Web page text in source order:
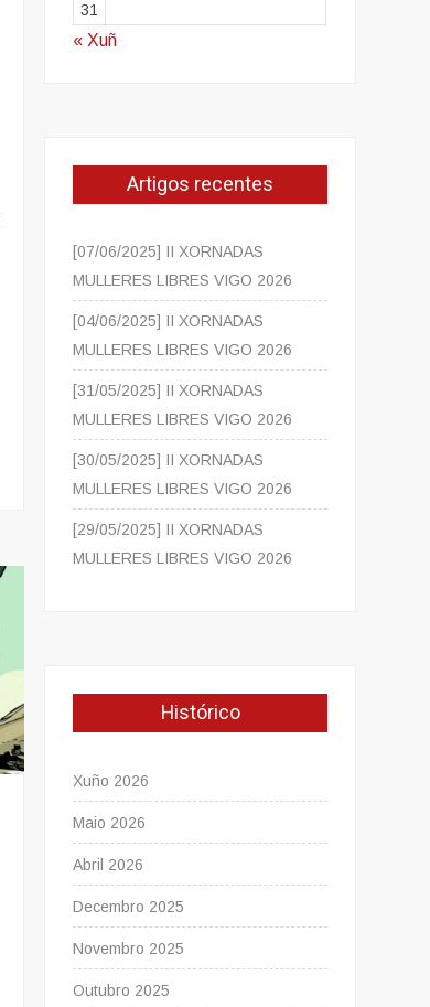
31
« Xuñ
Artigos recentes
[07/06/2025] II XORNADAS
MULLERES LIBRES VIGO 2026
[04/06/2025] II XORNADAS
MULLERES LIBRES VIGO 2026
[31/05/2025] II XORNADAS
MULLERES LIBRES VIGO 2026
[30/05/2025] II XORNADAS
MULLERES LIBRES VIGO 2026
[29/05/2025] II XORNADAS
MULLERES LIBRES VIGO 2026
Histórico
Xuño 2026
Maio 2026
Abril 2026
Decembro 2025
Novembro 2025
Outubro 2025